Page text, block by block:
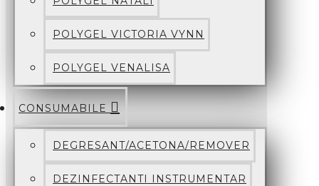
POLYGEL VICTORIA VYNN
POLYGEL VENALISA
CONSUMABILE
DEGRESANT/ACETONA/REMOVER
DEZINFECTANTI INSTRUMENTAR